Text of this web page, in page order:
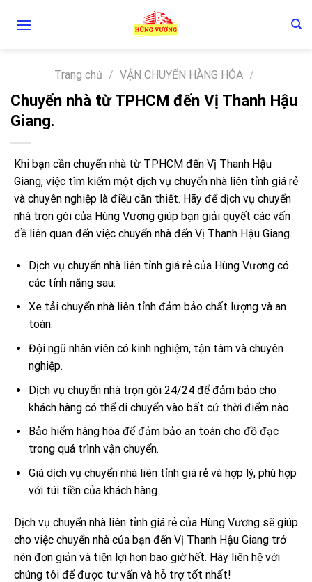
Trang chủ / VẬN CHUYỂN HÀNG HÓA /
Chuyển nhà từ TPHCM đến Vị Thanh Hậu
Giang.
Khi bạn cần chuyển nhà từ TPHCM đến Vị Thanh Hậu
Giang, việc tìm kiếm một dịch vụ chuyển nhà liên tỉnh giá rẻ
và chuyên nghiệp là điều cần thiết. Hãy để dịch vụ chuyển
nhà trọn gói của Hùng Vương giúp bạn giải quyết các vấn
đề liên quan đến việc chuyển nhà đến Vị Thanh Hậu Giang.
Dịch vụ chuyển nhà liên tỉnh giá rẻ của Hùng Vương có
các tính năng sau:
Xe tải chuyển nhà liên tỉnh đảm bảo chất lượng và an
toàn.
Đội ngũ nhân viên có kinh nghiệm, tận tâm và chuyên
nghiệp.
Dịch vụ chuyển nhà trọn gói 24/24 để đảm bảo cho
khách hàng có thể di chuyển vào bất cứ thời điểm nào.
Bảo hiểm hàng hóa để đảm bảo an toàn cho đồ đạc
trong quá trình vận chuyển.
Giá dịch vụ chuyển nhà liên tỉnh giá rẻ và hợp lý, phù hợp
với túi tiền của khách hàng.
Dịch vụ chuyển nhà liên tỉnh giá rẻ của Hùng Vương sẽ giúp
cho việc chuyển nhà của bạn đến Vị Thanh Hậu Giang trở
nên đơn giản và tiện lợi hơn bao giờ hết. Hãy liên hệ với
chúng tôi để được tư vấn và hỗ trợ tốt nhất!